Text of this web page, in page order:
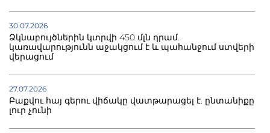
30.07.2026
Ձկնաբույծներին կտրվի 450 մլն դրամ.
կառավարությունն աջակցում է և պահանջում ստվերի
վերացում
27.07.2026
Բաքվու հայ գերու վիճակը վատթարացել է. ընտանիքը
լուր չունի